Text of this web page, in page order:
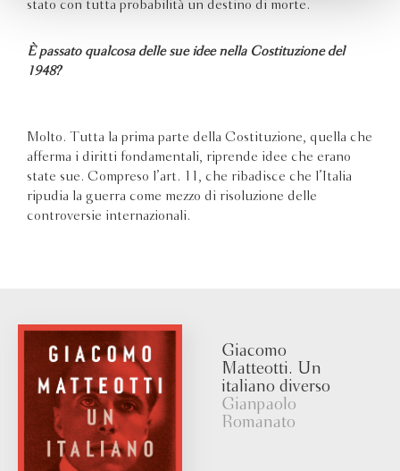
stato con tutta probabilità un destino di morte.
È passato qualcosa delle sue idee nella Costituzione del
1948?
Molto. Tutta la prima parte della Costituzione, quella che
afferma i diritti fondamentali, riprende idee che erano
state sue. Compreso l’art. 11, che ribadisce che l’Italia
ripudia la guerra come mezzo di risoluzione delle
controversie internazionali.
Giacomo
Matteotti. Un
italiano diverso
Gianpaolo
Romanato